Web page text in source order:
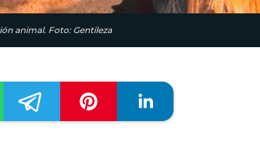
animal. Foto: Gentileza